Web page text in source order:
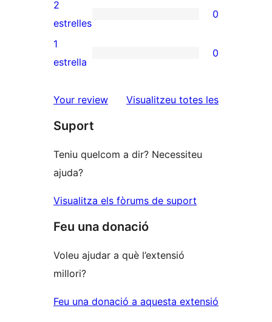
estrelles
de
3
estrelles
0
valoracions
de
estrelles
2
estrelles
0
0
de
estrelles
1
estrella
0
Your review Visualitzeu totes lesressenyes
Suport
Teniu quelcom a dir? Necessiteu
ajuda?
Visualitza els fòrums de suport
Feu una donació
Voleu ajudar a què l’extensió
millori?
Feu una donació a aquesta extensió